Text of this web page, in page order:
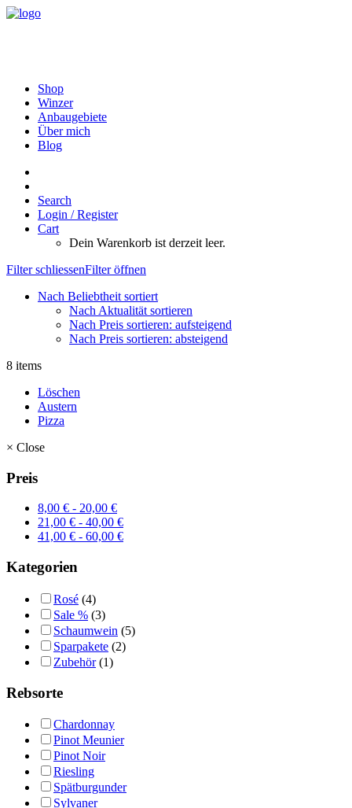
Shop
Winzer
Anbaugebiete
Über mich
Blog
Search
Login / Register
Cart
Dein Warenkorb ist derzeit leer.
Filter schliessenFilter öffnen
Nach Beliebtheit sortiert
Nach Aktualität sortieren
Nach Preis sortieren: aufsteigend
Nach Preis sortieren: absteigend
8 items
Löschen
Austern
Pizza
× Close
Preis
8,00 € - 20,00 €
21,00 € - 40,00 €
41,00 € - 60,00 €
Kategorien
Rosé (4)
Sale % (3)
Schaumwein (5)
Sparpakete (2)
Zubehör (1)
Rebsorte
Chardonnay
Pinot Meunier
Pinot Noir
Riesling
Spätburgunder
Sylvaner